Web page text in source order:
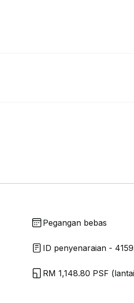
Pegangan bebas
ID penyenaraian -
RM 1,148.80 PSF